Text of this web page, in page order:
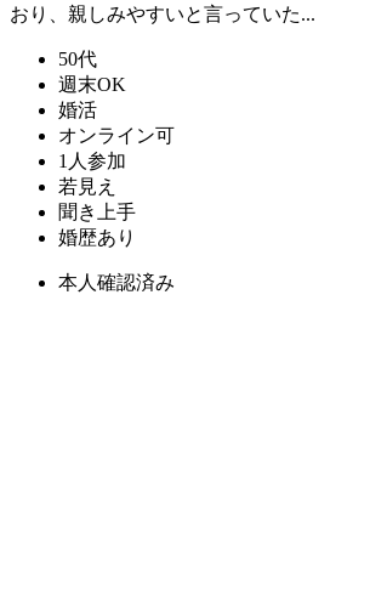
おり、親しみやすいと言っていた...
50代
週末OK
婚活
オンライン可
1人参加
若見え
聞き上手
婚歴あり
本人確認済み